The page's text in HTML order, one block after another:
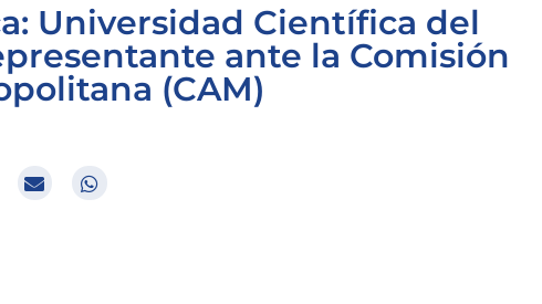
Universidad Científica del
ante la Comisión
(CAM)